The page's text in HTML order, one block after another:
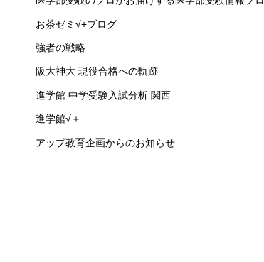
お茶ゼミ√+ブログ
強者の戦略
阪大神大 現役合格への軌跡
進学館 中学受験入試分析 関西
進学館√＋
アップ教育企画からのお知らせ